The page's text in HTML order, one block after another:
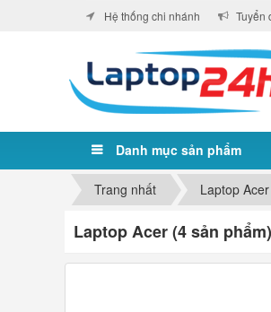
Danh mục sản phẩm
Hệ thống chi nhánh Tuyển
Trang nhất Laptop Acer
Laptop Acer (4 sản phẩm)